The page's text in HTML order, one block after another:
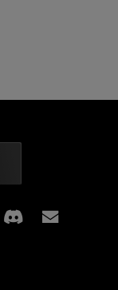
Facebook